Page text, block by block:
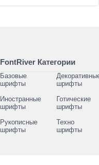
FontRiver Категории
Базовые
шрифты
шрифты
Иностранные
шрифты
Готические
шрифты
Рукописные
шрифты
Техно
шрифты